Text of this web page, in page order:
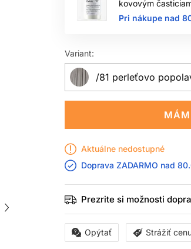
kovovým
Pri nákupe nad
Variant:
/81 perleťovo
Aktuálne nedostupné
Doprava ZADARMO nad
Prezrite si možnosti
Opýtať Strážiť